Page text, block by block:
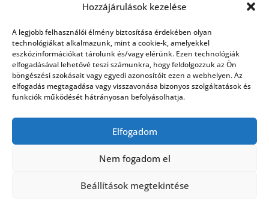
Hozzájárulások kezelése
A legjobb felhasználói élmény biztosítása érdekében olyan
technológiákat alkalmazunk, mint a cookie-k, amelyekkel
eszközinformációkat tárolunk és/vagy elérünk. Ezen technológiák
elfogadásával lehetővé teszi számunkra, hogy feldolgozzuk az Ön
böngészési szokásait vagy egyedi azonosítóit ezen a webhelyen. Az
elfogadás megtagadása vagy visszavonása bizonyos szolgáltatások és
funkciók működését hátrányosan befolyásolhatja.
Elfogadom
Nem fogadom el
Beállítások megtekintése
Kapcsolat
Rólunk
HÍRLEVÉL FELIRATKOZÁS